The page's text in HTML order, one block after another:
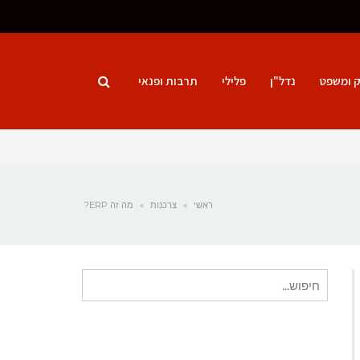
ומשפט נדל"ן פלילי תרבות ופנאי
ראשי » צרכנות » מה זה ERP?
עבור: